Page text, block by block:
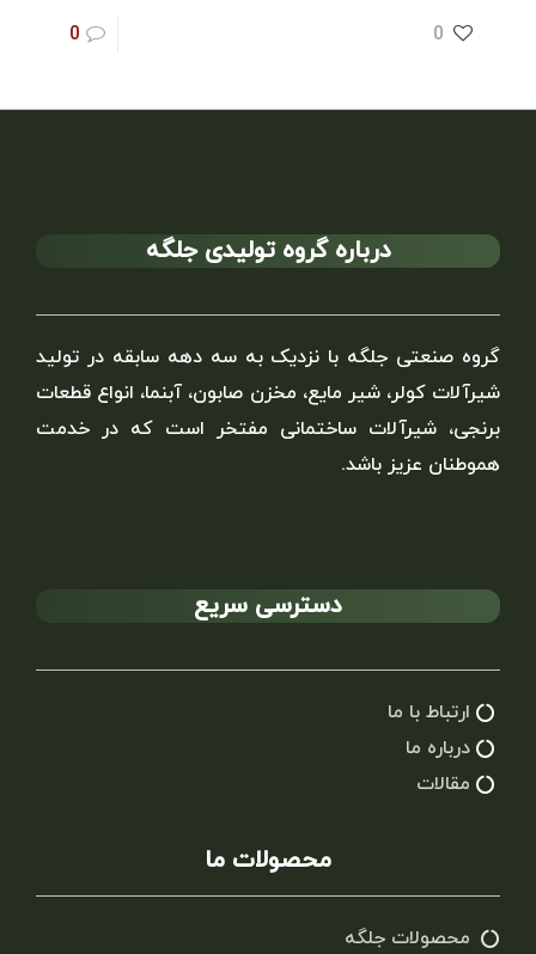
0
0
درباره گروه تولیدی جلگه
گروه صنعتی جلگه با نزدیک به سه دهه سابقه در تولید
شیرآلات کولر، شیر مایع، مخزن صابون، آبنما، انواع قطعات
برنجی، شیرآلات ساختمانی مفتخر است که در خدمت
هموطنان عزیز باشد.
دسترسی سریع
ارتباط با ما
درباره ما
مقالات
محصولات ما
محصولات جلگه